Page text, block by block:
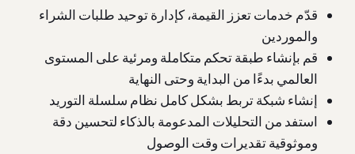
قدّم خدمات تعزز القيمة، كإدارة توحيد طلبات الشراء
والموردين
قم بإنشاء طبقة تحكم متكاملة ومرئية على المستوى
العالمي بدءًا من البداية وحتى النهاية
إنشاء شبكة تربط بشكل كامل نظام سلسلة التوريد
استفد من التحليلات المدعومة بالذكاء لتحسين دقة
وموثوقية تقديرات وقت الوصول